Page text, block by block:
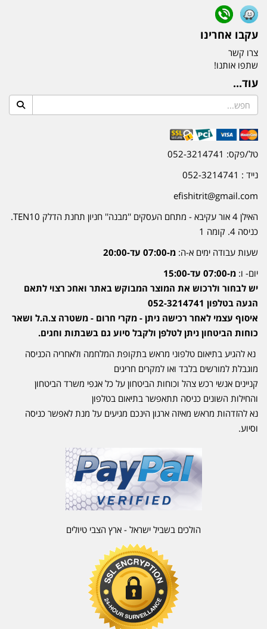
עקבו אחרינו
צרו קשר
שתפו אותנו!
עוד...
טל/פקס: 052-3214741
נייד : 052-3214741
efishitrit@gmail.com
האילן 4 אור עקיבא - מתחם העסקים ''מבנה'' חניון תחנת הדלק TEN10.
כניסה 4. קומה 1
שעות עבודה ימים א-ה: מ-07:00 עד-20:00
יום- ו: מ-07:00 עד-15:00
יש לבחור ולרכוש את המוצר המבוקש באתר ואחכ רצוי לתאם
הגעה בטלפון 052-3214741
איסוף עצמי לאחר רכישה ניתן - מקרי חרום - משטרה צ.ה.ל ושאר
כוחות הביטחון ניתן לטלפן ולקבל סיוע גם בשבתות וחגים.
נא להגיע בתיאום טלפוני מראש בתקופת המלחמה ולאחריה הכניסה
מוגבלת למורשים בלבד ואו למקרים חריגים
קניינים אנשי רכש צהל וכוחות הביטחון על כל אגפי משרד הביטחון
והחילות השונים כניסה תתאפשר בתיאום בטלפון
נא להזדהות מראש מאיזה ארגון הינכם מגיעים על מנת לאפשר כניסה
וסיוע.
הולכים בשביל ישראל - ארץ הצבי טיולים